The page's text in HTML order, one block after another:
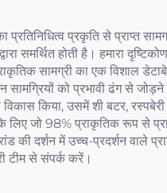
प्रकृति से प्राप्त
समर्थित होती है। हमारा
सामग्री का एक
इन सामग्रियों को प्रभावी ढंग से
विकास किया, उसमें शी बटर,
लिए जो 98% प्राकृतिक रूप से
की दर्शन में उच्च-प्रदर्शन वाले
टीम से संपर्क करें।